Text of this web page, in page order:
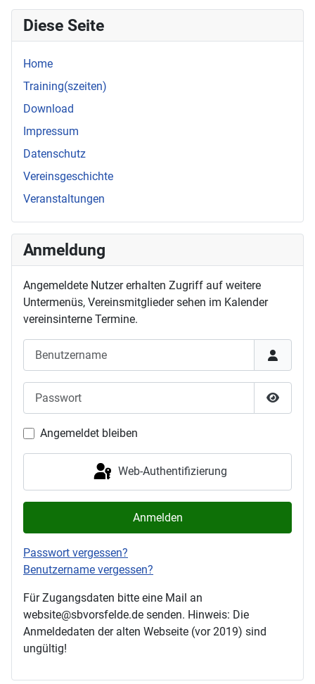
Diese Seite
Home
Training(szeiten)
Download
Impressum
Datenschutz
Vereinsgeschichte
Veranstaltungen
Anmeldung
Angemeldete Nutzer erhalten Zugriff auf weitere
Untermenüs, Vereinsmit­glieder sehen im Kalender
vereins­interne Termine.
Angemeldet bleiben
Web-Authentifizierung
Anmelden
Passwort vergessen?
Benutzername vergessen?
Für Zugangsdaten bitte eine Mail an
website@sbvorsfelde.de senden. Hinweis: Die
Anmeldedaten der alten Webseite (vor 2019) sind
ungültig!